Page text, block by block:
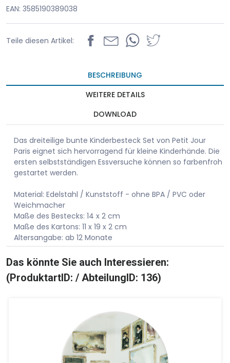
EAN: 3585190389038
Teile diesen Artikel:
BESCHREIBUNG
WEITERE DETAILS
DOWNLOAD
Das dreiteilige bunte Kinderbesteck Set von Petit Jour
Paris eignet sich hervorragend für kleine Kinderhände. Die
ersten selbstständigen Essversuche können so farbenfroh
gestartet werden.
Material: Edelstahl / Kunststoff - ohne BPA / PVC oder
Weichmacher
Maße des Bestecks: 14 x 2 cm
Maße des Kartons: 11 x 19 x 2 cm
Altersangabe: ab 12 Monate
Das könnte Sie auch Interessieren:
(ProduktartID: / AbteilungID: 136)